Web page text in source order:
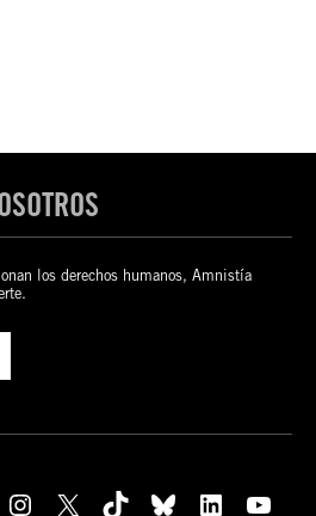
los derechos humanos, Amnistía
Instagram X TikTok Bluesky LinkedIn YouTube